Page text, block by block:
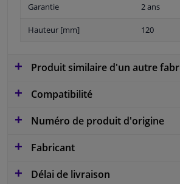
Garantie 2 ans
Hauteur [mm] 120
Produit similaire d'un autre
Compatibilité
Numéro de produit d'origine
Fabricant
Délai de livraison